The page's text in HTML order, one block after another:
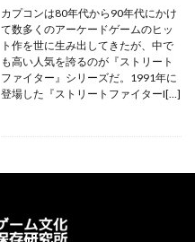
カプコンは80年代から90年代にかけ
て数多くのアーケードゲームのヒッ
ト作を世に生み出してきたが、中で
も高い人気を誇るのが『ストリート
ファイター』シリーズだ。1991年に
登場した『ストリートファイターI[…]